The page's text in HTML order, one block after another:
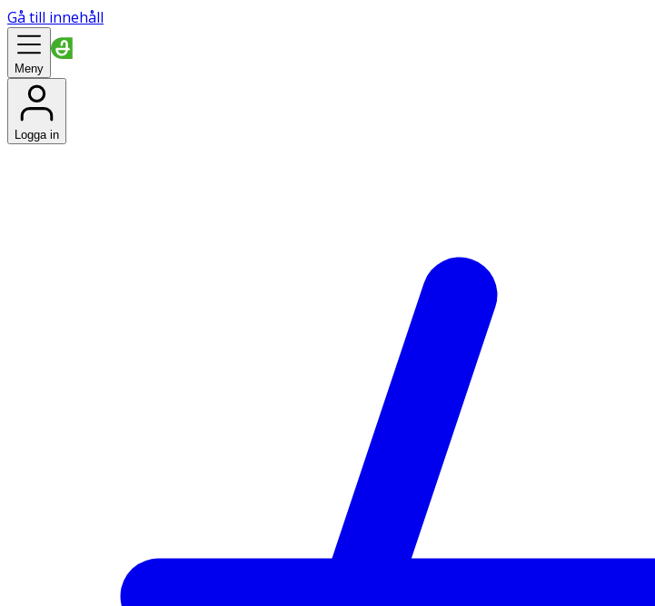
Gå till innehåll
Meny
Logga in